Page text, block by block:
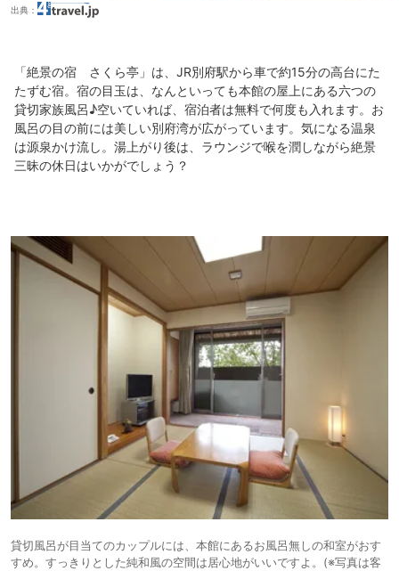
出典：
「絶景の宿 さくら亭」は、JR別府駅から車で約15分の高台にた
たずむ宿。宿の目玉は、なんといっても本館の屋上にある六つの
貸切家族風呂♪空いていれば、宿泊者は無料で何度も入れます。お
風呂の目の前には美しい別府湾が広がっています。気になる温泉
は源泉かけ流し。湯上がり後は、ラウンジで喉を潤しながら絶景
三昧の休日はいかがでしょう？
貸切風呂が目当てのカップルには、本館にあるお風呂無しの和室がおす
すめ。すっきりとした純和風の空間は居心地がいいですよ。(※写真は客